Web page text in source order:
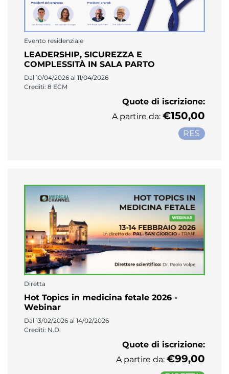
Evento residenziale
LEADERSHIP, SICUREZZA E
COMPLESSITÀ IN SALA PARTO
Dal 10/04/2026 al 11/04/2026
Crediti: 8 ECM
Quote di iscrizione:
A partire da: €150,00
RES
Diretta
Hot Topics in medicina fetale 2026 -
Webinar
Dal 13/02/2026 al 14/02/2026
Crediti: N.D.
Quote di iscrizione:
A partire da: €99,00